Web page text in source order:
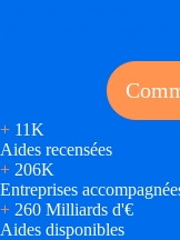
+ 11K
Aides recensées
+ 206K
Entreprises
+ 260 Milliards d'€
Aides disponibles